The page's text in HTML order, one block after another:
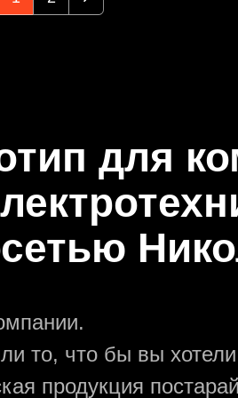
для
то, что бы вы хотели
продукция